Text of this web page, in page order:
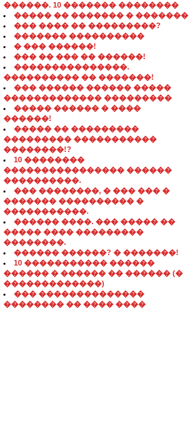
������. 10 ������� ��������
����� �� ������� � �������
��� ���� �� ���������?
������� ����������
� ��� ������!
��� �� ��� �� ������!
���������������.
���������� �� �������!
��� ������ ������ �����
������������� ���������
����� ������ � ����
������!
����� �� ���������
��������� �����������
��������!?
10 ��������
���������������� ������
����������.
��� ��������, � ��� ��� �
������� ���������� �
�����������.
������ ����. ��� ����� ��
����� ���� ���������
��������.
������ ������? � �������!
10 ����������� ������
������ � ������ �� ������ (�
�������������)
��� ��������������
�������� �� ���� ����